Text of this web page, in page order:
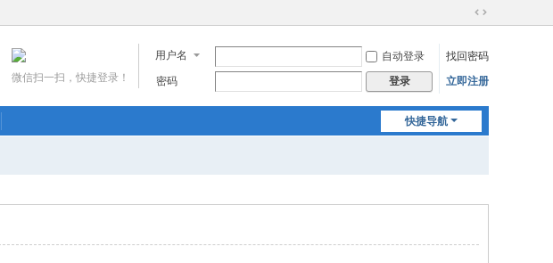
切
到
宽
用户名 自动登录
找回密码
密码
登录 立即注册
微信扫一扫，快捷登录！
快捷导航